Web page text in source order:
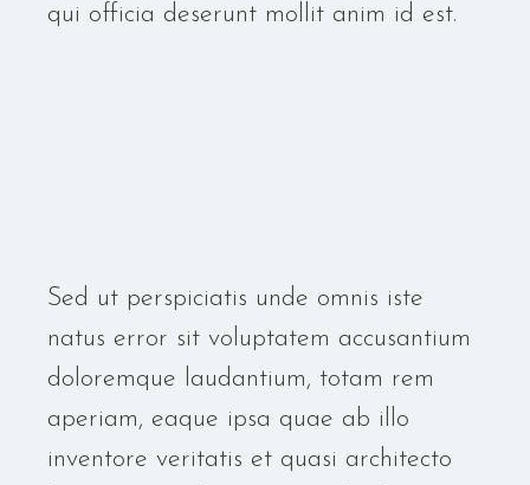
qui officia deserunt mollit anim id est.
Sed ut perspiciatis unde omnis iste
natus error sit voluptatem accusantium
doloremque laudantium, totam rem
aperiam, eaque ipsa quae ab illo
inventore veritatis et quasi architecto